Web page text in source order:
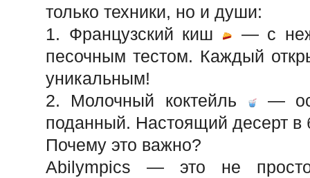
только техники, но и души:
1. Французский киш
— с
песочным тестом. Каждый
уникальным!
2. Молочный коктейль
—
поданный. Настоящий десерт в
Почему это важно?
Abilympics — это не